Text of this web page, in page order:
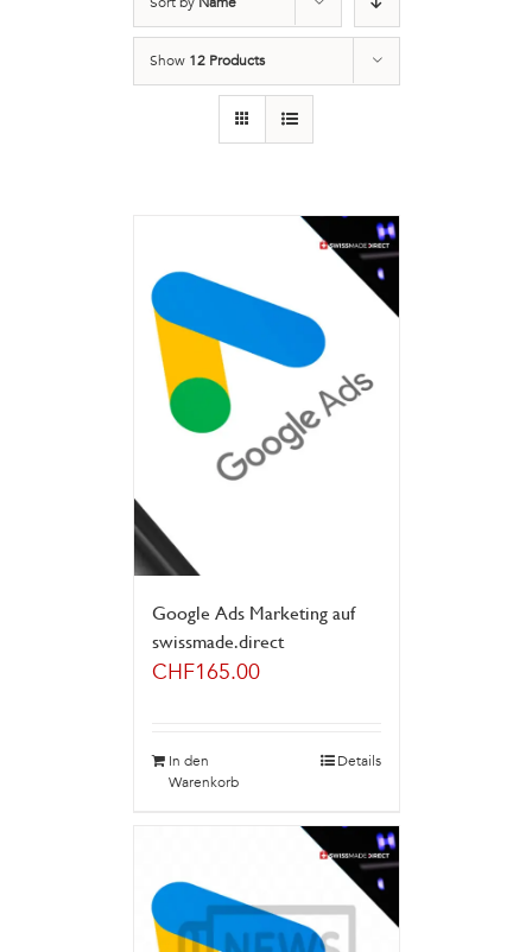
Show 12 Products
Google Ads Marketing auf
swissmade.direct
CHF165.00
In den
Warenkorb
Details